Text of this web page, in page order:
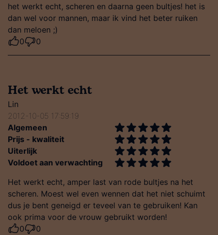
het werkt echt, scheren en daarna geen bultjes! het is
dan wel voor mannen, maar ik vind het beter ruiken
dan meloen ;)
0
0
Het werkt echt
Lin
2012-10-05 17:59:19
Algemeen
Prijs - kwaliteit
Uiterlijk
Voldoet aan verwachting
Het werkt echt, amper last van rode bultjes na het
scheren. Moest wel even wennen dat het niet schuimt
dus je bent geneigd er teveel van te gebruiken! Kan
ook prima voor de vrouw gebruikt worden!
0
0